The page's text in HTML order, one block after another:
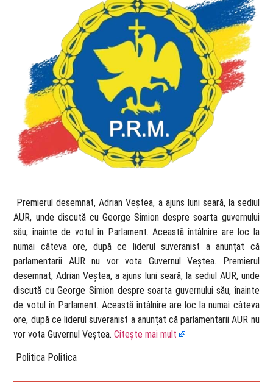
​ Premierul desemnat, Adrian Veștea, a ajuns luni seară, la sediul
AUR, unde discută cu George Simion despre soarta guvernului
său, înainte de votul în Parlament. Această întâlnire are loc la
numai câteva ore, după ce liderul suveranist a anunțat că
parlamentarii AUR nu vor vota Guvernul Veștea. Premierul
desemnat, Adrian Veștea, a ajuns luni seară, la sediul AUR, unde
discută cu George Simion despre soarta guvernului său, înainte
de votul în Parlament. Această întâlnire are loc la numai câteva
ore, după ce liderul suveranist a anunțat că parlamentarii AUR nu
vor vota Guvernul Veștea.Citește mai mult
​ Politica Politica